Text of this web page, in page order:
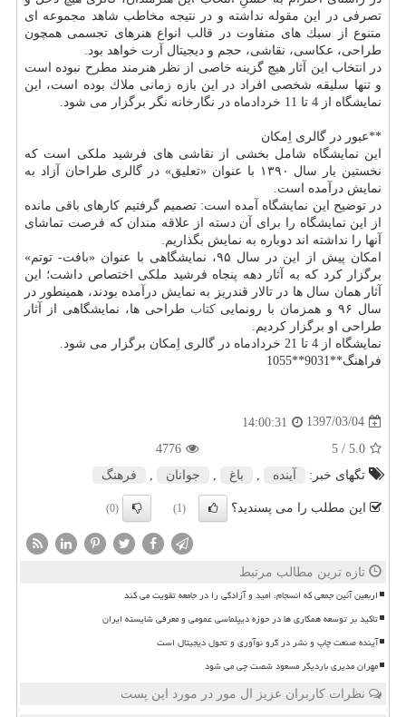
تصرفی در این مقوله نداشته و در نتیجه مخاطب شاهد مجموعه ای
متنوع از سبك های متفاوت در قالب انواع هنرهای تجسمی همچون
طراحی، عكاسی، نقاشی، حجم و دیجیتال آرت خواهد بود.
در انتخاب این آثار هیچ گزینه خاصی از نظر هنرمند مطرح نبوده است
و تنها سلیقه شخصی افراد در این بازه زمانی ملاك بوده است، این
نمایشگاه از 4 تا 11 خردادماه در نگارخانه نگر برگزار می شود.
**عبور در گالری اِمكان
این نمایشگاه شامل بخشی از نقاشی های فرشید ملكی است كه
نخستین بار سال ۱۳۹۰ با عنوان «تعلیق» در گالری طراحان آزاد به
نمایش درآمده است.
در توضیح این نمایشگاه آمده است: تصمیم گرفتیم كارهای باقی مانده
از این نمایشگاه را برای آن دسته از علاقه مندان كه فرصت تماشای
آنها را نداشته اند دوباره به نمایش بگذاریم.
امكان پیش از این در سال ۹۵، نمایشگاهی با عنوان «بافت- توتم»
برگزار كرد كه به آثار دهه پنجاه فرشید ملكی اختصاص داشت؛ این
آثار همان سال ها در تالار قندریز به نمایش درآمده بودند، همینطور در
سال ۹۶ و همزمان با رونمایی
كتاب طراحی ها، نمایشگاهی از آثار
طراحی او برگزار كردیم.
نمایشگاه از 4 تا 21 خردادماه در گالری اِمكان برگزار می شود.
فراهنگ**9031**1055
1397/03/04
14:00:31
5.0
/ 5
4776
تگهای خبر:
آینده باغ جوانان فرهنگ
این مطلب را می پسندید؟ (1)
(0)
تازه ترین مطالب مرتبط
اربعین آئین جمعی که انسجام، امید و آزادگی را در جامعه تقویت می کند
تاکید بر توسعه همکاری ها در حوزه دیپلماسی عمومی و معرفی شایسته ایران
آینده صنعت چاپ و نشر در گرو نوآوری و تحول دیجیتال است
مهران مدیری باردیگر مسعود شصت چی می شود
نظرات کاربران عزیز ال مور در مورد این پست